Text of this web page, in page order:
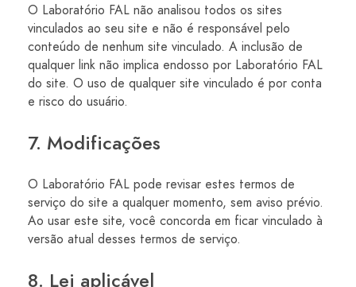
O Laboratório FAL não analisou todos os sites
vinculados ao seu site e não é responsável pelo
conteúdo de nenhum site vinculado. A inclusão de
qualquer link não implica endosso por Laboratório FAL
do site. O uso de qualquer site vinculado é por conta
e risco do usuário.
7. Modificações
O Laboratório FAL pode revisar estes termos de
serviço do site a qualquer momento, sem aviso prévio.
Ao usar este site, você concorda em ficar vinculado à
versão atual desses termos de serviço.
8. Lei aplicável